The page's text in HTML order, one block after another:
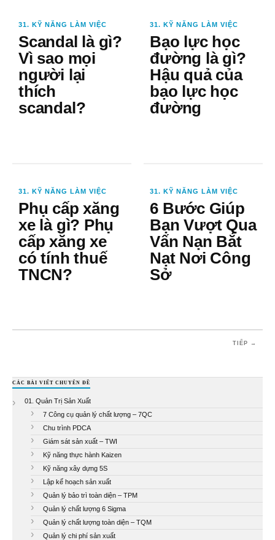
31. KỸ NĂNG LÀM VIỆC
Scandal là gì?
Vì sao mọi
người lại
thích
scandal?
31. KỸ NĂNG LÀM VIỆC
Bạo lực học
đường là gì?
Hậu quả của
bạo lực học
đường
31. KỸ NĂNG LÀM VIỆC
Phụ cấp xăng
xe là gì? Phụ
cấp xăng xe
có tính thuế
TNCN?
31. KỸ NĂNG LÀM VIỆC
6 Bước Giúp
Bạn Vượt Qua
Vấn Nạn Bắt
Nạt Nơi Công
Sở
TIẾP →
CÁC BÀI VIẾT CHUYÊN ĐỀ
01. Quản Trị Sản Xuất
7 Công cụ quản lý chất lượng – 7QC
Chu trình PDCA
Giám sát sản xuất – TWI
Kỹ năng thực hành Kaizen
Kỹ năng xây dựng 5S
Lập kế hoạch sản xuất
Quản lý bảo trì toàn diện – TPM
Quản lý chất lượng 6 Sigma
Quản lý chất lượng toàn diện – TQM
Quản lý chi phí sản xuất